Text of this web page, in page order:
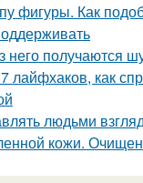
фигуры. Как
него получаются
лайфхаков, как
людьми
кожи.